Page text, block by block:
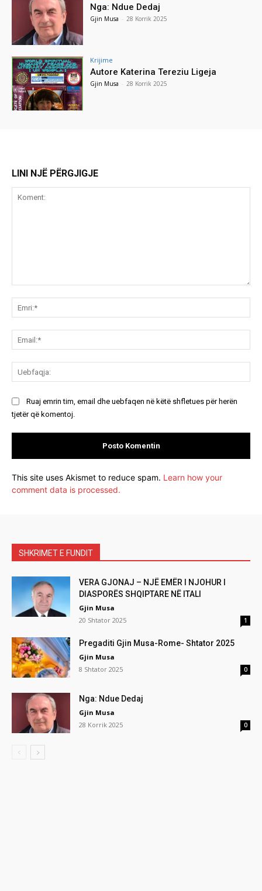
Nga: Ndue Dedaj
Gjin Musa - 28 Korrik 2025
Krijime
Autore Katerina Tereziu Ligeja
Gjin Musa - 28 Korrik 2025
LINI NJË PËRGJIGJE
Ruaj emrin tim, email dhe uebfaqen në këtë shfletues për herën
tjetër që komentoj.
This site uses Akismet to reduce spam. Learn how your
comment data is processed.
SHKRIMET E FUNDIT
VERA GJONAJ – NJË EMËR I NJOHUR I
DIASPORËS SHQIPTARE NË ITALI
Gjin Musa
20 Shtator 2025
1
Pregaditi Gjin Musa-Rome- Shtator 2025
Gjin Musa
8 Shtator 2025
0
Nga: Ndue Dedaj
Gjin Musa
28 Korrik 2025
0